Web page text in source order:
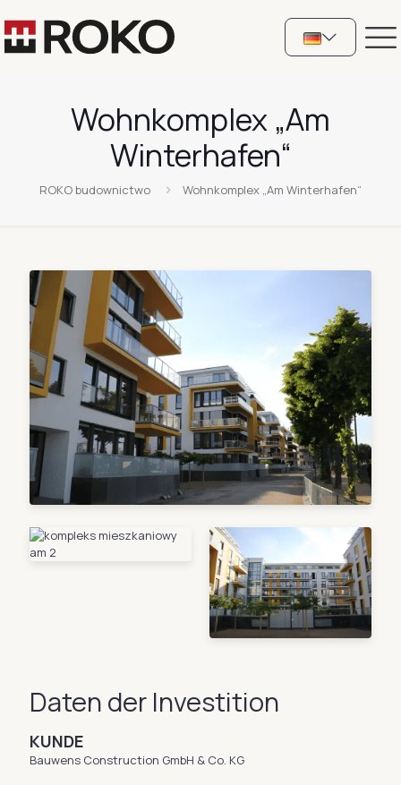
Wohnkomplex „Am
Winterhafen“
ROKO budownictwo Wohnkomplex „Am Winterhafen“
Daten der Investition
KUNDE
Bauwens Construction GmbH & Co. KG